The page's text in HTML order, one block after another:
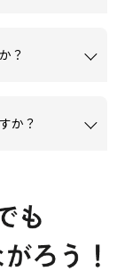
？
か？